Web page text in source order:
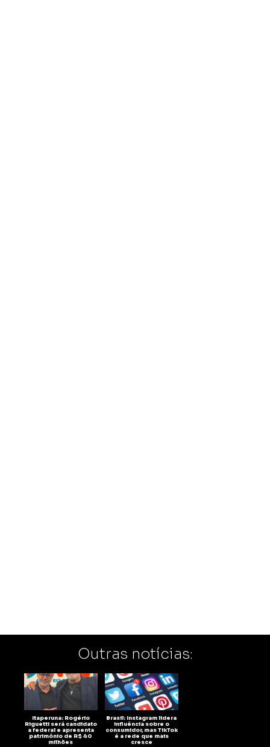
Outras notícias:
Itaperuna: Rogério
Riguetti será candidato
a federal e apresenta
patrimônio de R$ 40
milhões
Brasil: Instagram lidera
influência sobre o
consumidor, mas TikTok
é a rede que mais
cresce